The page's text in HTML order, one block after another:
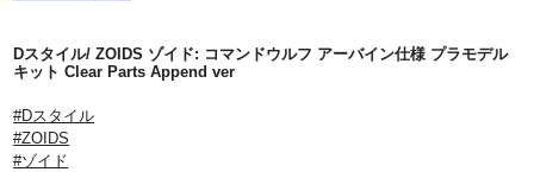
Dスタイル/ ZOIDS ゾイド: コマンドウルフ アーバイン仕様 プラモデル
キット Clear Parts Append ver
#Dスタイル
#ZOIDS
#ゾイド